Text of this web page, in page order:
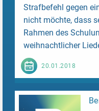
Strafbefehl gegen
nicht möchte, dass
Rahmen des
weihnachtlicher
teilzunehmen. Die
nicht und zieht mit
20.01.2018